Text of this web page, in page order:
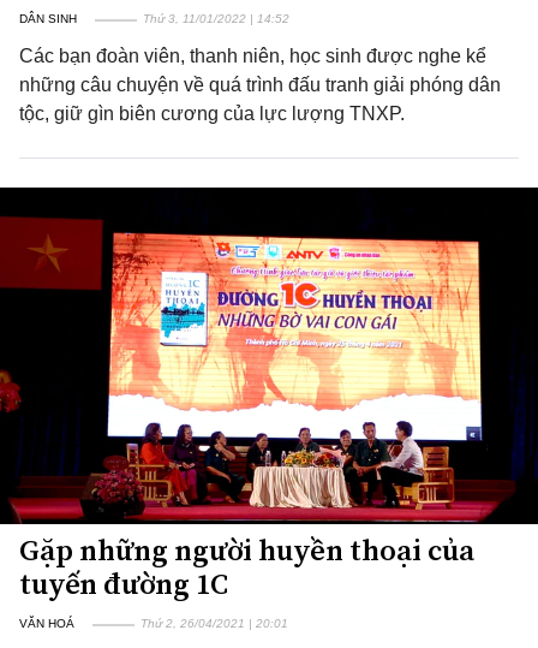
DÂN SINH Thứ 3, 11/01/2022 | 14:52
Các bạn đoàn viên, thanh niên, học sinh được nghe kể
những câu chuyện về quá trình đấu tranh giải phóng dân
tộc, giữ gìn biên cương của lực lượng TNXP.
Gặp những người huyền thoại của
tuyến đường 1C
VĂN HOÁ Thứ 2, 26/04/2021 | 20:01